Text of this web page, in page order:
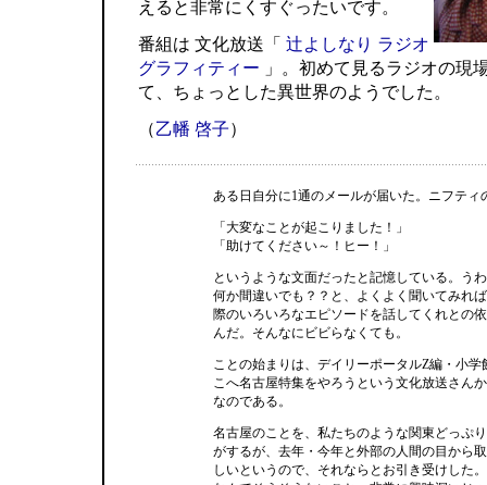
えると非常にくすぐったいです。
番組は 文化放送「 辻よしなり ラジオ
グラフィティー 」。初めて見るラジオの現
て、ちょっとした異世界のようでした。
（乙幡 啓子）
ある日自分に1通のメールが届いた。ニフティ
「大変なことが起こりました！」
「助けてください～！ヒー！」
というような文面だったと記憶している。う
何か間違いでも？？と、よくよく聞いてみれ
際のいろいろなエピソードを話してくれとの
んだ。そんなにビビらなくても。
ことの始まりは、デイリーポータルZ編・小
こへ名古屋特集をやろうという文化放送さん
なのである。
名古屋のことを、私たちのような関東どっぷ
がするが、去年・今年と外部の人間の目から
しいというので、それならとお引き受けした